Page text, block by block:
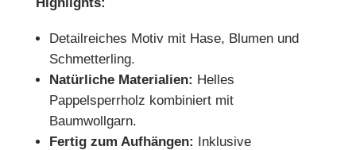
Detailreiches Motiv mit Hase, Blumen und
Schmetterling.
Natürliche Materialien: Helles
Pappelsperrholz kombiniert mit
Baumwollgarn.
Fertig zum Aufhängen: Inklusive